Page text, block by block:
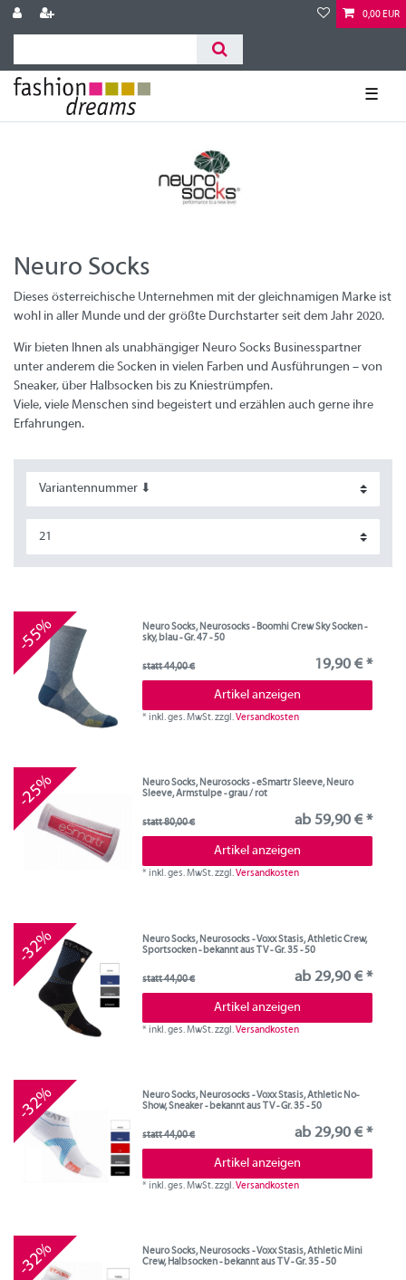
0,00 EUR
☰
Neuro Socks
Dieses österreichische Unternehmen mit der gleichnamigen Marke ist
wohl in aller Munde und der größte Durchstarter seit dem Jahr 2020.
Wir bieten Ihnen als unabhängiger Neuro Socks Businesspartner
unter anderem die Socken in vielen Farben und Ausführungen – von
Sneaker, über Halbsocken bis zu Kniestrümpfen.
Viele, viele Menschen sind begeistert und erzählen auch gerne ihre
Erfahrungen.
-55%
Neuro Socks, Neurosocks - Boomhi Crew Sky Socken -
sky, blau - Gr. 47 - 50
statt 44,00 € 19,90 € *
Artikel anzeigen
*inkl. ges. MwSt.zzgl.Versandkosten
-25%
Neuro Socks, Neurosocks - eSmartr Sleeve, Neuro
Sleeve, Armstulpe - grau / rot
statt 80,00 € ab 59,90 € *
Artikel anzeigen
*inkl. ges. MwSt.zzgl.Versandkosten
-32%
Neuro Socks, Neurosocks - Voxx Stasis, Athletic Crew,
Sportsocken - bekannt aus TV - Gr. 35 - 50
statt 44,00 € ab 29,90 € *
Artikel anzeigen
*inkl. ges. MwSt.zzgl.Versandkosten
-32%
Neuro Socks, Neurosocks - Voxx Stasis, Athletic No-
Show, Sneaker - bekannt aus TV - Gr. 35 - 50
statt 44,00 € ab 29,90 € *
Artikel anzeigen
*inkl. ges. MwSt.zzgl.Versandkosten
-32%
Neuro Socks, Neurosocks - Voxx Stasis, Athletic Mini
Crew, Halbsocken - bekannt aus TV - Gr. 35 - 50